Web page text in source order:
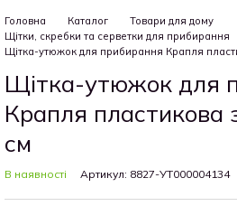
Головна Каталог
Товари для дому
Щітки, скребки та серветки для прибирання
Щітка-утюжок для прибирання Крапля
Щітка-утюжок для
Крапля
см
В наявності Артикул: 8827-УТ000004134